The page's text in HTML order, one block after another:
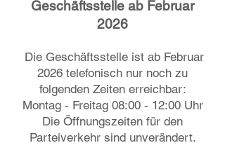
Geschäftsstelle ab Februar
2026
Die Geschäftsstelle ist ab Februar
2026 telefonisch nur noch zu
folgenden Zeiten erreichbar:
Montag - Freitag 08:00 - 12:00 Uhr
Die Öffnungszeiten für den
Parteiverkehr ​sind unverändert.